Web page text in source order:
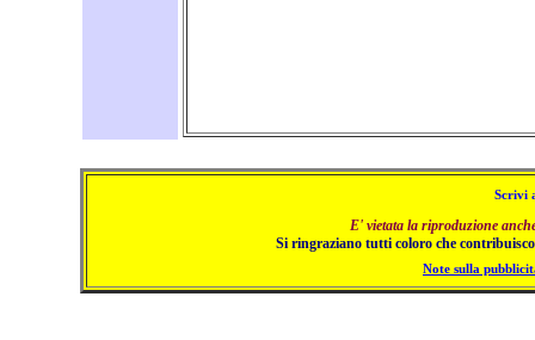
Scrivi
E' vietata la riproduzione
Si ringraziano tutti coloro che
Note sulla